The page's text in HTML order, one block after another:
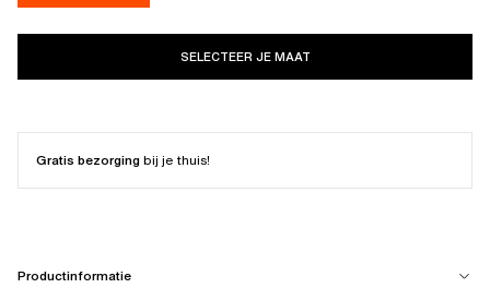
SELECTEER JE MAAT
Gratis bezorgingbij je thuis!
Productinformatie